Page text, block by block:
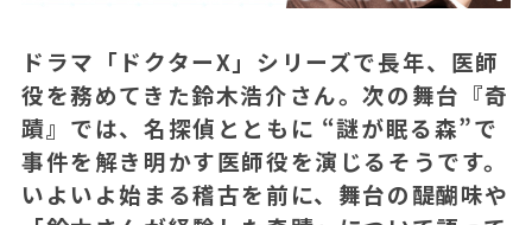
ドラマ「ドクターX 」シリーズで長年、医師
役を務めてきた鈴木浩介さん。次の舞台『奇
蹟』では、名探偵とともに “謎が眠る森”で
事件を解き明かす医師役を演じるそうです。
いよいよ始まる稽古を前に、舞台の醍醐味や